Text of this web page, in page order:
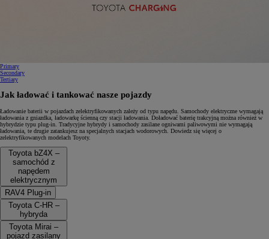
Primary
Secondary
Tertiary
Jak ładować i tankować nasze pojazdy
Ładowanie baterii w pojazdach zelektryfikowanych zależy od typu napędu. Samochody elektryczne wymagają
ładowania z gniazdka, ładowarkę ścienną czy stacji ładowania. Doładować baterię trakcyjną można również w
hybrydzie typu plug-in. Tradycyjne hybrydy i samochody zasilane ogniwami paliwowymi nie wymagają
ładowania, te drugie zatankujesz na specjalnych stacjach wodorowych. Dowiedz się więcej o
zelektryfikowanych modelach Toyoty.
Toyota bZ4X –
samochód z
napędem
elektrycznym
RAV4 Plug-in
Toyota C-HR –
hybryda
Toyota Mirai –
pojazd zasilany